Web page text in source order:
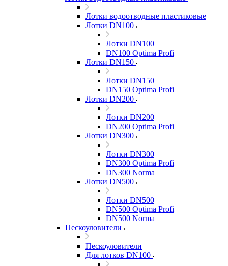
Лотки водоотводные пластиковые
Лотки DN100
Лотки DN100
DN100 Optima Profi
Лотки DN150
Лотки DN150
DN150 Optima Profi
Лотки DN200
Лотки DN200
DN200 Optima Profi
Лотки DN300
Лотки DN300
DN300 Optima Profi
DN300 Norma
Лотки DN500
Лотки DN500
DN500 Optima Profi
DN500 Norma
Пескоуловители
Пескоуловители
Для лотков DN100